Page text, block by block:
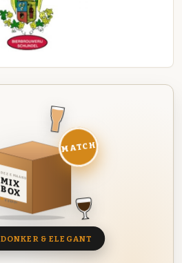
DEZE MAAND
MIX
BOX
8 BIEREN
MATCH
DONKER & ELEGANT